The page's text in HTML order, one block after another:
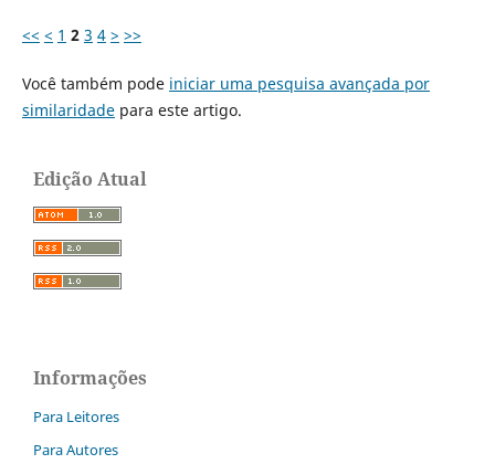
<< < 1 2 3 4 > >>
Você também pode iniciar uma pesquisa avançada por
similaridadepara este artigo.
Edição Atual
Informações
Para Leitores
Para Autores